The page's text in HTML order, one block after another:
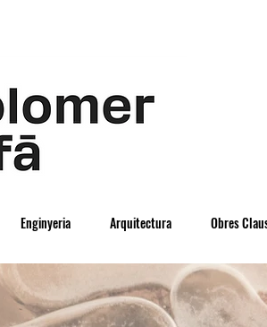
Enginyeria Arquitectura Obres